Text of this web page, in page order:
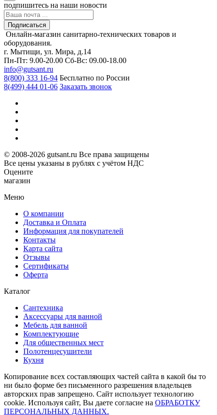
подпишитесь на наши новости
Подписаться
Онлайн-магазин санитарно-технических товаров и
оборудования.
г. Мытищи, ул. Мира, д.14
Пн-Пт: 9.00-20.00 Сб-Вс: 09.00-18.00
info@gutsant.ru
8(800) 333 16-94 Бесплатно по России
8(499) 444 01-06 Заказать звонок
© 2008-2026 gutsant.ru Все права защищены
Все цены указаны в рублях с учётом НДС
Оцените
магазин
Меню
О компании
Доставка и Оплата
Информация для покупателей
Контакты
Карта сайта
Отзывы
Сертификаты
Оферта
Каталог
Сантехника
Аксессуары для ванной
Мебель для ванной
Комплектующие
Для общественных мест
Полотенцесушители
Кухня
Копирование всех составляющих частей сайта в какой бы то
ни было форме без письменного разрешения владельцев
авторских прав запрещено. Сайт использует технологию
cookie. Используя сайт, Вы даете согласие на ОБРАБОТКУ
ПЕРСОНАЛЬНЫХ ДАННЫХ.